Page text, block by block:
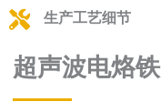
生产工艺细节
超声波电烙铁